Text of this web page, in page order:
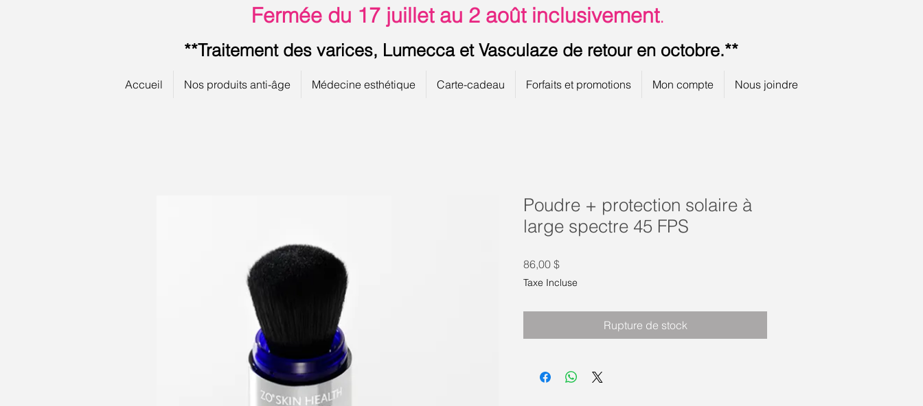
Fermée du 17 juillet au 2 août inclusivement.
**Traitement des varices, Lumecca et Vasculaze de retour en octobre.**
Accueil Nos produits anti-âge Médecine esthétique Carte-cadeau Forfaits et promotions Mon compte Nous joindre
Poudre + protection solaire à
large spectre 45 FPS
86,00 $Prix
Taxe Incluse
Rupture de stock